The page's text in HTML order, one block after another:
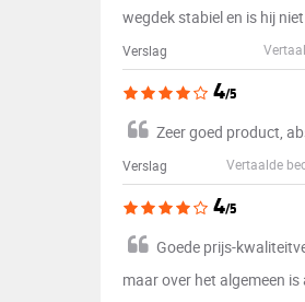
wegdek stabiel en is hij
Verslag
4/5
Zeer goed product,
Verslag Vertaalde
4/5
Goede prijs-
maar over het algemeen